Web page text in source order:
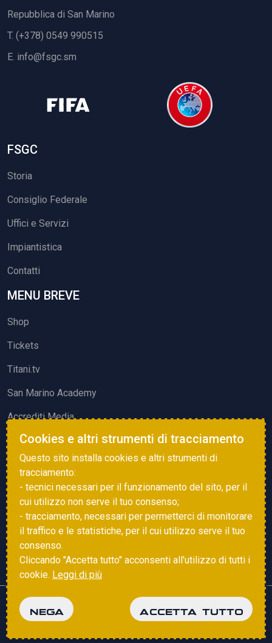
Repubblica di San Marino
T. (+378) 0549 990515
E. info@fsgc.sm
FSGC
Storia
Consiglio Federale
Uffici e Servizi
Impiantistica
Contatti
MENU BREVE
Shop
Tickets
Titani.tv
San Marino Academy
Accrediti Media
ATTIVITÀ ED EVENTI
Squadre di Calcio
Associazione Sammarinese Arbitri
Vota gol e parata
Copyright © 2025 FSGC. Tutti i diritti riservati
Cookies e altri strumenti di tracciamento
Questo sito installa cookies e altri strumenti di
tracciamento:
- tecnici necessari per il funzionamento del sito, per il
cui utilizzo non serve il tuo consenso;
- tracciamento, necessari per permetterci di monitorare
il traffico e le statistiche, per il cui utilizzo serve il tuo
consenso.
Cliccando "Accetta tutto" acconsenti all'utilizzo di tutti i
cookie. Leggi di più
NEGA ACCETTA TUTTO